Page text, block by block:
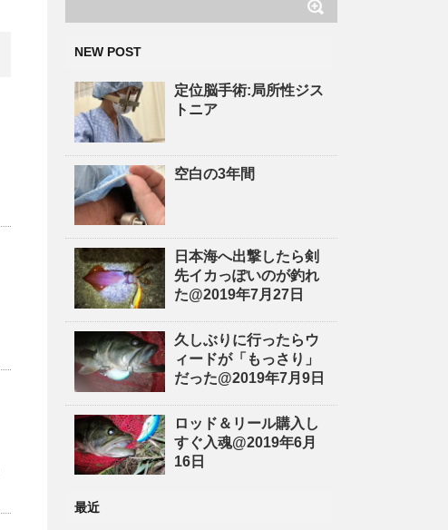
NEW POST
定位脳手術:局所性ジス
トニア
空白の3年間
日本海へ出撃したら剣
先イカっぽいのが釣れ
た@2019年7月27日
久しぶりに行ったらウ
ィードが「もっさり」
だった@2019年7月9日
ロッド＆リール購入し
すぐ入魂@2019年6月
16日
最近